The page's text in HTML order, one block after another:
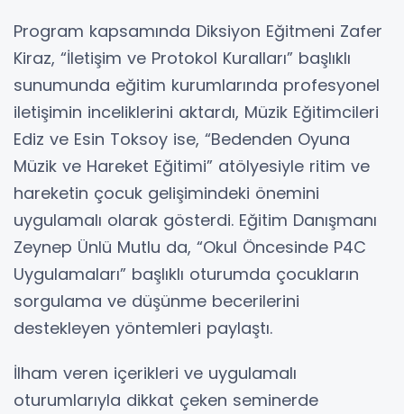
Program kapsamında Diksiyon Eğitmeni Zafer
Kiraz, “İletişim ve Protokol Kuralları” başlıklı
sunumunda eğitim kurumlarında profesyonel
iletişimin inceliklerini aktardı, Müzik Eğitimcileri
Ediz ve Esin Toksoy ise, “Bedenden Oyuna
Müzik ve Hareket Eğitimi” atölyesiyle ritim ve
hareketin çocuk gelişimindeki önemini
uygulamalı olarak gösterdi. Eğitim Danışmanı
Zeynep Ünlü Mutlu da, “Okul Öncesinde P4C
Uygulamaları” başlıklı oturumda çocukların
sorgulama ve düşünme becerilerini
destekleyen yöntemleri paylaştı.
İlham veren içerikleri ve uygulamalı
oturumlarıyla dikkat çeken seminerde